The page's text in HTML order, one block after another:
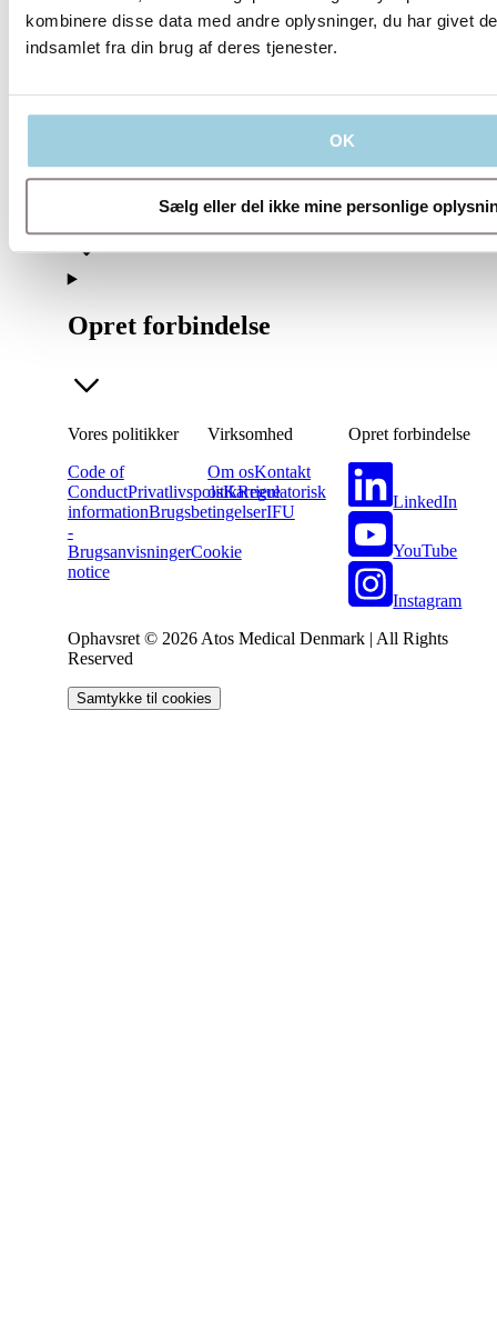
kombinere disse data med andre oplysninger, du har givet
indsamlet fra din brug af deres tjenester.
OK
Sælg eller del ikke mine personlige
Vores politikker
Virksomhed
Opret forbindelse
Vores politikker
Code of
ConductPrivatlivspolitikRegulatorisk
informationBrugsbetingelserIFU
-
BrugsanvisningerCookie
notice
Virksomhed
Om osKontakt
osKarriere
Opret forbindelse
LinkedIn
YouTube
Instagram
Ophavsret © 2026 Atos Medical Denmark | All Rights
Reserved
Samtykke til cookies